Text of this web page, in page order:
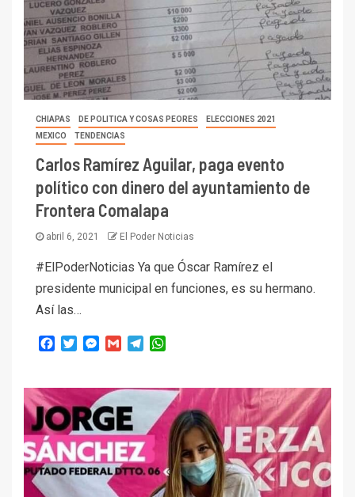
CHIAPAS DE POLITICA Y COSAS PEORES
ELECCIONES 2021
MEXICO
TENDENCIAS
Carlos Ramírez Aguilar, paga evento
político con dinero del ayuntamiento de
Frontera Comalapa
abril 6, 2021 El Poder Noticias
#ElPoderNoticias Ya que Óscar Ramírez el
presidente municipal en funciones, es su hermano.
Así las…
Facebook
TwitterMessenger
Gmail Telegram